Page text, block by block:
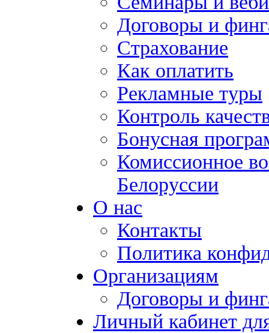
Договоры и
Страхование
Как оплатить
Рекламные туры
Контроль
Бонусная
Комиссионное
Белоруссии
О нас
Контакты
Политика
Организациям
Договоры и
Личный кабинет